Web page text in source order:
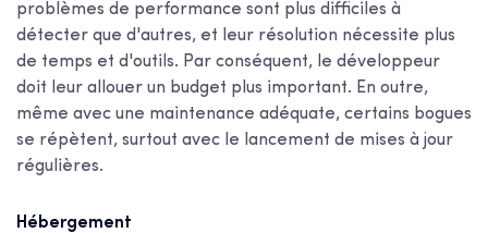
problèmes de performance sont plus difficiles à
détecter que d'autres, et leur résolution nécessite plus
de temps et d'outils. Par conséquent, le développeur
doit leur allouer un budget plus important. En outre,
même avec une maintenance adéquate, certains bogues
se répètent, surtout avec le lancement de mises à jour
régulières.
Hébergement